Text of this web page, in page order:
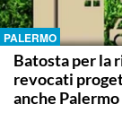
PALERMO
Batosta per la
revocati
anche